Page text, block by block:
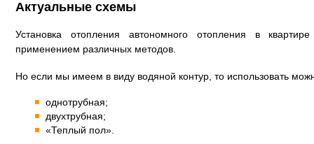
Актуальные схемы
Установка отопления автономного отопления в
применением различных методов.
Но если мы имеем в виду водяной контур, то использовать
однотрубная;
двухтрубная;
«Теплый пол».